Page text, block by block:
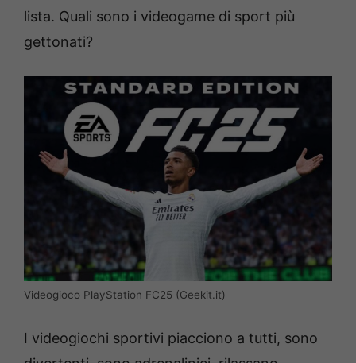
lista. Quali sono i videogame di sport più
gettonati?
Videogioco PlayStation FC25 (Geekit.it)
I videogiochi sportivi piacciono a tutti, sono